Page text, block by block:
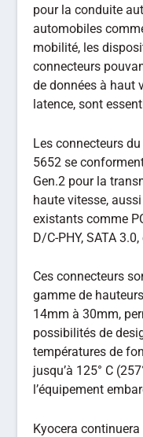
pour la conduite
automobiles
mobilité, les
connecteurs
de données à haut
latence, sont
Les connecteurs
5652 se
Gen.2 pour la
haute vitesse,
existants comme
D/C-PHY, SATA
Ces connecteurs
gamme de
14mm à 30mm,
possibilités de
températures de
jusqu’à 125° C
l’équipement
Kyocera